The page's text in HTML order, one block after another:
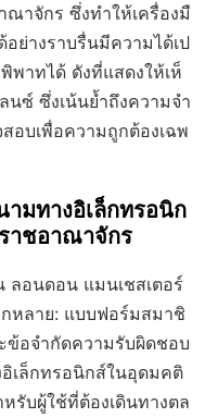
าจักร ซึ่งทำให้เครื่องมื
ย่างราบรื่นมีความได้เป
พาทได้ ดังที่แสดงให้เห็
ซ์ ซึ่งเน้นย้ำถึงความจำ
อบเพื่อความถูกต้องเฉพ
มทางอิเล็กทรอนิก
าชอาณาจักร
ลอนดอน แมนเชสเตอร์
กหลาย: แบบฟอร์มสมาชิ
ข้อจำกัดความรับผิดชอบ
เล็กทรอนิกส์ในอุดมคติ
รับผู้ใช้ที่ต้องเดินทางตล